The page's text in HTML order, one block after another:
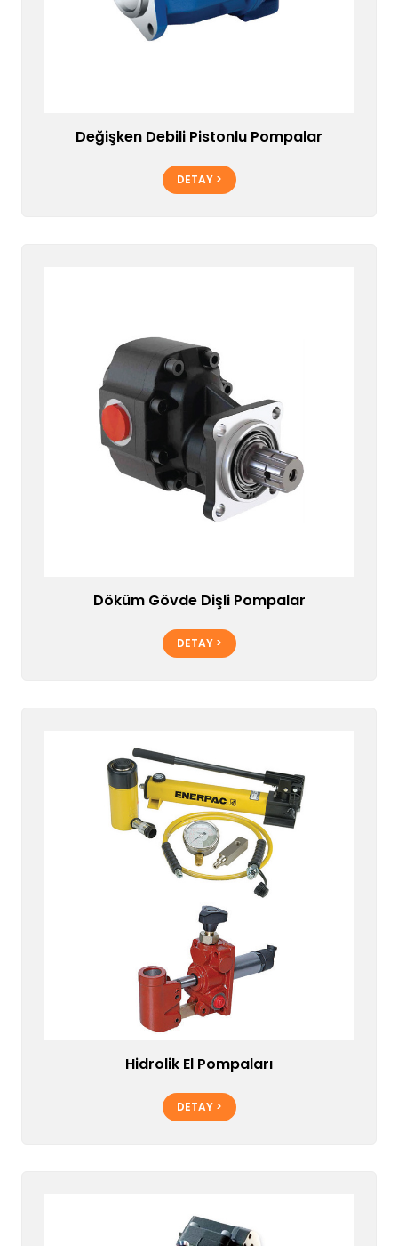
Değişken Debili Pistonlu Pompalar
DETAY >
Döküm Gövde Dişli Pompalar
DETAY >
Hidrolik El Pompaları
DETAY >